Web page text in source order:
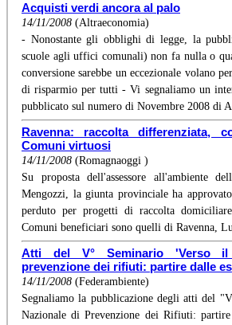
Acquisti verdi ancora al palo
14/11/2008 (Altraeconomia)
- Nonostante gli obblighi di legge, la
scuole agli uffici comunali) non fa nulla o
conversione sarebbe un eccezionale volano
di risparmio per tutti - Vi segnaliamo un
pubblicato sul numero di Novembre 2008 di
Ravenna: raccolta differenziata,
Comuni virtuosi
14/11/2008 (Romagnaoggi )
Su proposta dell'assessore all'ambiente
Mengozzi, la giunta provinciale ha
perduto per progetti di raccolta
Comuni beneficiari sono quelli di Ravenna,
Atti del V° Seminario 'Verso il
prevenzione dei rifiuti: partire dalle
14/11/2008 (Federambiente)
Segnaliamo la pubblicazione degli atti del
Nazionale di Prevenzione dei Rifiuti: